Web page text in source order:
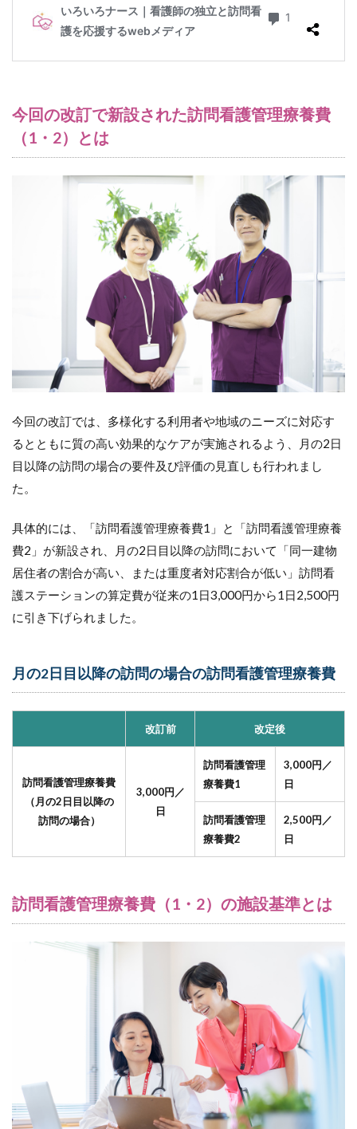
今回の改訂で新設された訪問看護管理療養費
（1・2）とは
今回の改訂では、多様化する利用者や地域のニーズに対応す
るとともに質の高い効果的なケアが実施されるよう、月の2日
目以降の訪問の場合の要件及び評価の見直しも行われまし
た。
具体的には、「訪問看護管理療養費1」と「訪問看護管理療養
費2」が新設され、月の2日目以降の訪問において「同一建物
居住者の割合が高い、または重度者対応割合が低い」訪問看
護ステーションの算定費が従来の1日3,000円から1日2,500円
に引き下げられました。
月の2日目以降の訪問の場合の訪問看護管理療養費
改訂前 改定後
訪問看護管理療養費
（月の2日目以降の
訪問の場合）
3,000円／
日
訪問看護管理
療養費1
3,000円／
日
訪問看護管理
療養費2
2,500円／
日
訪問看護管理療養費（1・2）の施設基準とは